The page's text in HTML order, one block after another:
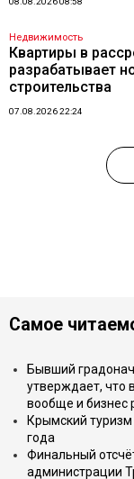
Недвижимость
Квартиры в
разрабатывает
строительства
07.08.2026 22:24
Самое
Бывший
утверждает, что
вообще и бизнес
Крымский
года
Финальный
администрации